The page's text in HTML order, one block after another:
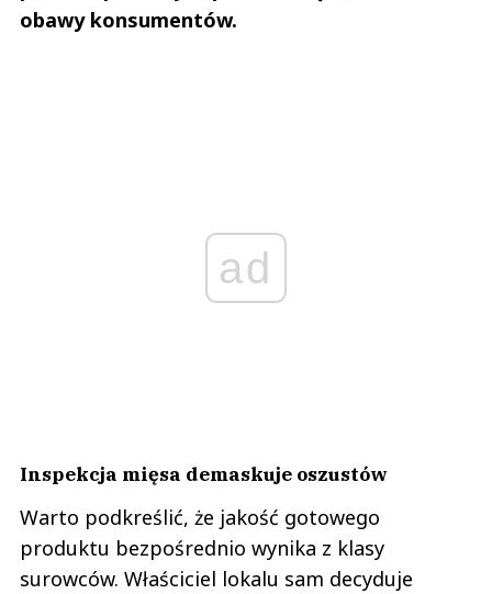
obawy konsumentów.
ad
Inspekcja mięsa demaskuje oszustów
Warto podkreślić, że jakość gotowego
produktu bezpośrednio wynika z klasy
surowców. Właściciel lokalu sam decyduje